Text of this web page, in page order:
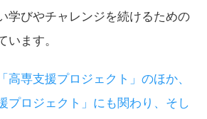
学びやチャレンジを続けるための
います。
専支援プロジェクト」のほか、
プロジェクト」にも関わり、そし